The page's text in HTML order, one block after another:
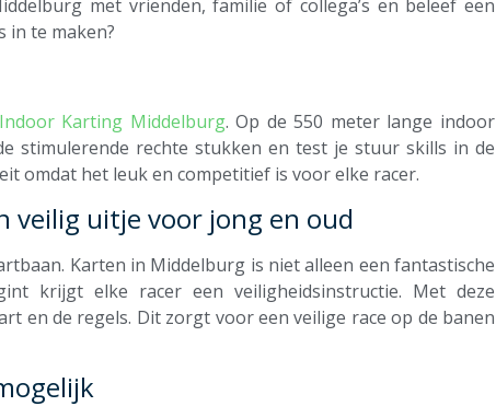
met vrienden, familie of collega’s en beleef een
in te maken?
Indoor Karting Middelburg. Op de 550 meter lange indoor
stimulerende rechte stukken en test je stuur skills in de
omdat het leuk en competitief is voor elke racer.
veilig uitje voor jong en oud
Karten in Middelburg is niet alleen een fantastische
krijgt elke racer een veiligheidsinstructie. Met deze
en de regels. Dit zorgt voor een veilige race op de banen